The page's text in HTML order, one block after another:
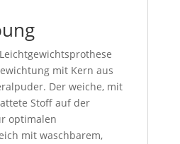
mit Kern aus
Der weiche, mit
Stoff auf der
optimalen
mit waschbarem,